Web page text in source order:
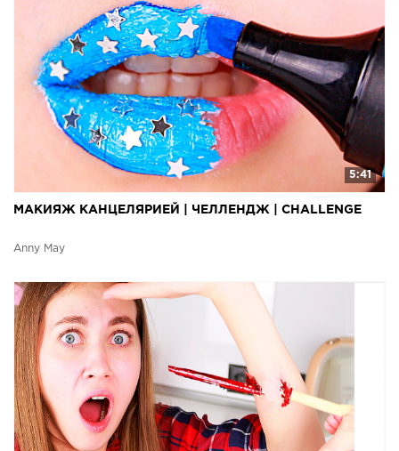
5:41
МАКИЯЖ КАНЦЕЛЯРИЕЙ | ЧЕЛЛЕНДЖ | CHALLENGE
Anny May